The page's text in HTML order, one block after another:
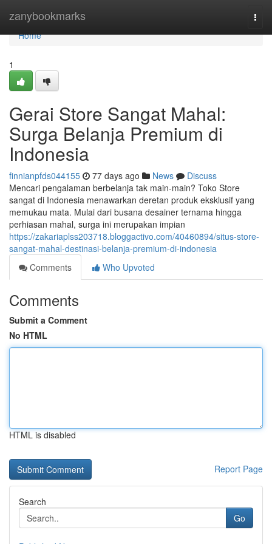
zanybookmarks
Home
Home
1
Gerai Store Sangat Mahal:
Surga Belanja Premium di
Indonesia
finnianpfds044155 77 days ago News
Discuss
Mencari pengalaman berbelanja tak main-main? Toko Store
sangat di Indonesia menawarkan deretan produk eksklusif yang
memukau mata. Mulai dari busana desainer ternama hingga
perhiasan mahal, surga ini merupakan impian
https://zakariaplss203718.bloggactivo.com/40460894/situs-store-
sangat-mahal-destinasi-belanja-premium-di-indonesia
Comments
Who Upvoted
Comments
Submit a Comment
No HTML
HTML is disabled
Report Page
Search
Go